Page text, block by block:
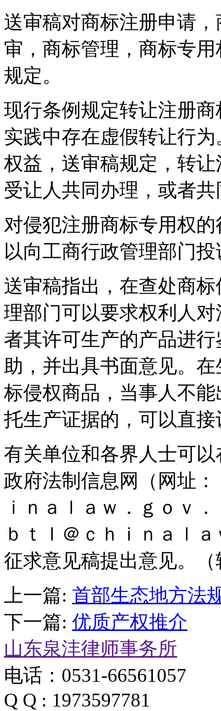
送审稿对商标注册申请
审，商标管理，商标专
规定。
现行条例规定转让注册
实践中存在虚假转让行
权益，送审稿规定，转
受让人共同办理，或者
对侵犯注册商标专用权
以向工商行政管理部门
送审稿指出，在查处商
理部门可以要求权利人
者其许可生产的产品进
助，并出具书面意见。
标侵权商品，当事人不
托生产证据的，可以直
有关单位和各界人士可
政府法制信息网（网址
ｉｎａｌａｗ．ｇｏｖ
ｂｔｌ＠ｃｈｉｎａｌ
征求意见稿提出意见。
上一篇: 首部生态地方法
下一篇: 优质产权推介
山东泉沣律师事务所
电话：0531-66561057
Q Q : 1973597781